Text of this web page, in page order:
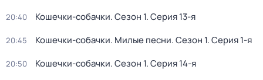
20:40 Кошечки-собачки. Сезон 1. Серия 13-я
20:45 Кошечки-собачки. Милые песни. Сезон 1. Серия 1-я
20:50 Кошечки-собачки. Сезон 1. Серия 14-я